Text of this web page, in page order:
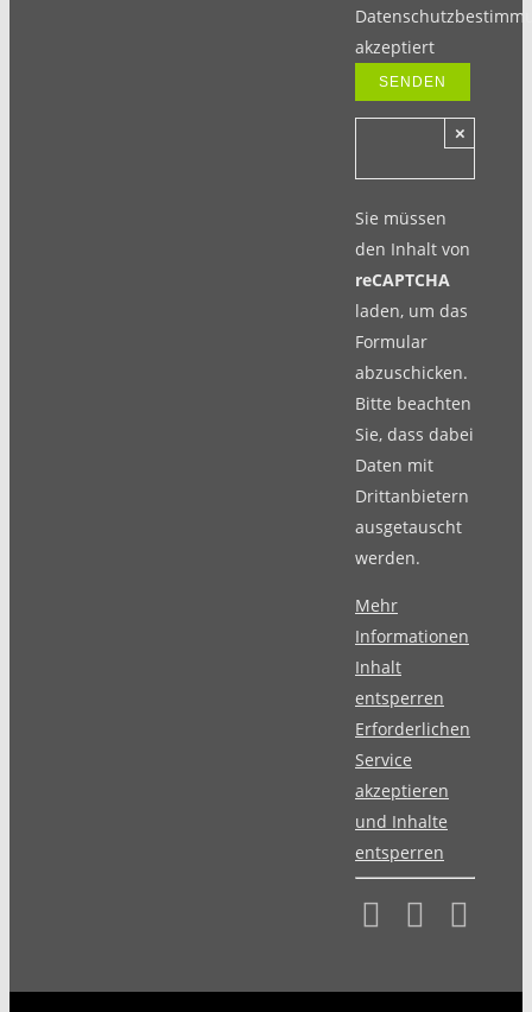
akzeptiert
×
Sie müssen
den Inhalt von
reCAPTCHA
laden, um das
Formular
abzuschicken.
Bitte beachten
Sie, dass dabei
Daten mit
Drittanbietern
ausgetauscht
werden.
Mehr
Informationen
Inhalt
entsperren
Erforderlichen
Service
akzeptieren
und Inhalte
entsperren